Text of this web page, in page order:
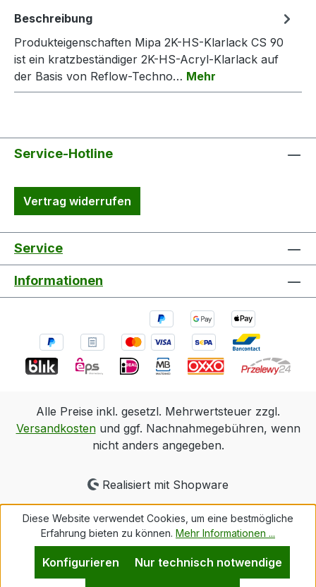
Beschreibung
Produkteigenschaften Mipa 2K-HS-Klarlack CS 90
ist ein kratzbeständiger 2K-HS-Acryl-Klarlack auf
der Basis von Reflow-Techno… Mehr
Service-Hotline
Vertrag widerrufen
Service
Informationen
Alle Preise inkl. gesetzl. Mehrwertsteuer zzgl.
Versandkostenund ggf. Nachnahmegebühren, wenn
nicht anders angegeben.
Realisiert mit Shopware
Diese Website verwendet Cookies, um eine bestmögliche
Erfahrung bieten zu können. Mehr Informationen ...
Nur technisch notwendige
Konfigurieren